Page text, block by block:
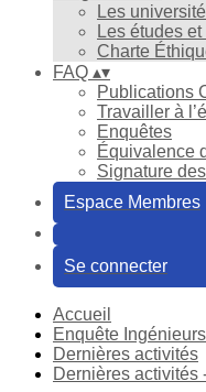
Les
Les études
Charte
FAQ ▴▾
Publications
Travailler à
Enquêtes
Équivalence
Signature
Espace Membres
Se connecter
Accueil
Enquête
Dernières activités
Dernières activités